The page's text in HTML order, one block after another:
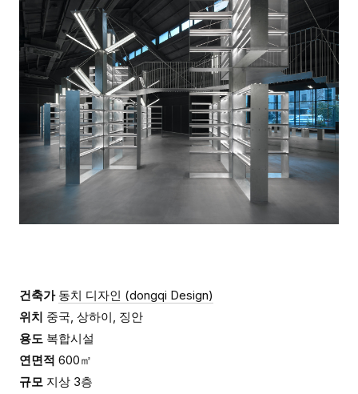
건축가 동치 디자인 (dongqi Design)
위치 중국, 상하이, 징안
용도 복합시설
연면적 600㎡
규모 지상 3층